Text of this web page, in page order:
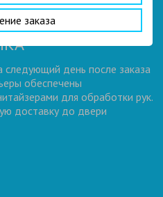
следующий день после заказа
обеспечены
для обработки рук.
доставку до двери
заказа